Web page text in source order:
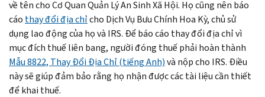
về tên cho Cơ Quan Quản Lý An Sinh Xã Hội. Họ cũng nên báo
cáo thay đổi địa chỉcho Dịch Vụ Bưu Chính Hoa Kỳ, chủ sử
dụng lao động của họ và IRS. Để báo cáo thay đổi địa chỉ vì
mục đích thuế liên bang, người đóng thuế phải hoàn thành
Mẫu 8822, Thay Đổi Địa Chỉ (tiếng Anh)và nộp cho IRS. Điều
này sẽ giúp đảm bảo rằng họ nhận được các tài liệu cần thiết
để khai thuế.